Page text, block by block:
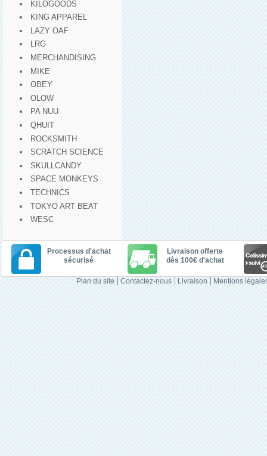
KILOGOODS
KING APPAREL
LAZY OAF
LRG
MERCHANDISING
MIKE
OBEY
OLOW
PA NUU
QHUIT
ROCKSMITH
SCRATCH SCIENCE
SKULLCANDY
SPACE MONKEYS
TECHNICS
TOKYO ART BEAT
WESC
Processus d'achat
sécurisé
Livraison offerte
dès 100€ d'achat
Plan du site Contactez-nous Livraison Mentions